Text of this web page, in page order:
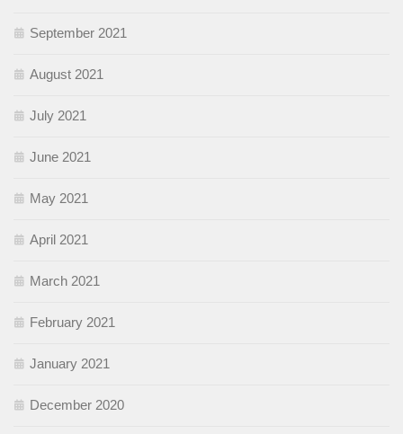
September 2021
August 2021
July 2021
June 2021
May 2021
April 2021
March 2021
February 2021
January 2021
December 2020